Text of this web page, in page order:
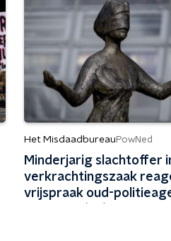
Het Misdaadbureau PowNed
Minderjarig slachtoffer
verkrachtingszaak
vrijspraak oud-